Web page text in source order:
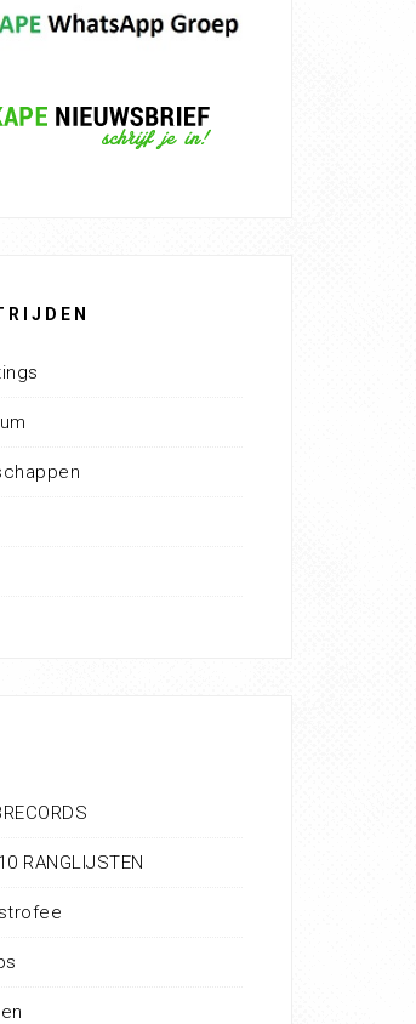
RANGLIJSTEN